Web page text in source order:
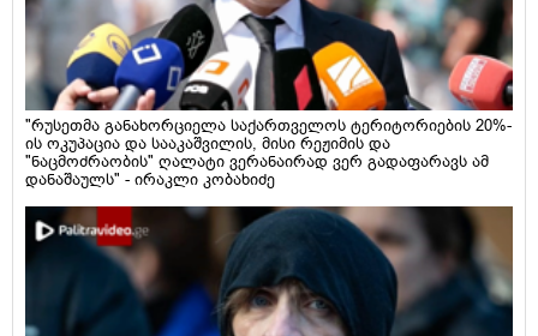
"რუსეთმა განახორციელა საქართველოს ტერიტორიების 20%-
ის ოკუპაცია და სააკაშვილის, მისი რეჟიმის და
"ნაცმოძრაობის" ღალატი ვერანაირად ვერ გადაფარავს ამ
დანაშაულს" - ირაკლი კობახიძე